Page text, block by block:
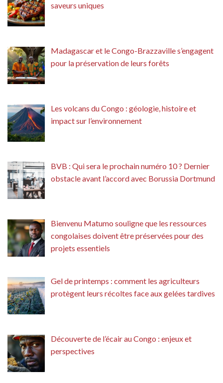
saveurs uniques
Madagascar et le Congo-Brazzaville s’engagent
pour la préservation de leurs forêts
Les volcans du Congo : géologie, histoire et
impact sur l’environnement
BVB : Qui sera le prochain numéro 10 ? Dernier
obstacle avant l’accord avec Borussia Dortmund
Bienvenu Matumo souligne que les ressources
congolaises doivent être préservées pour des
projets essentiels
Gel de printemps : comment les agriculteurs
protègent leurs récoltes face aux gelées tardives
Découverte de l’écair au Congo : enjeux et
perspectives